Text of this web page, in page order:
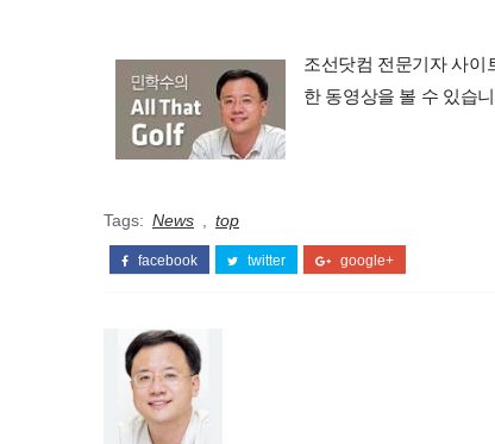
조선닷컴 전문기자 사이
한 동영상을 볼 수 있습
Tags: News top
facebook twitter google+